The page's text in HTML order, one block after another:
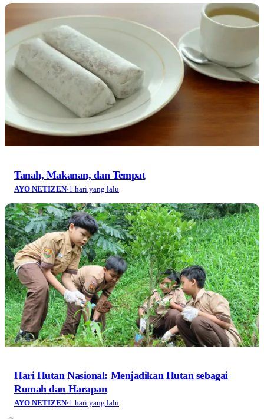
Tanah, Makanan, dan Tempat
AYO NETIZEN·1 hari yang lalu
Hari Hutan Nasional: Menjadikan Hutan sebagai
Rumah dan Harapan
AYO NETIZEN·1 hari yang lalu